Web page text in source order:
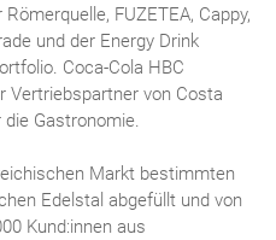
FUZETEA, Cappy,
und der Energy Drink
Coca-Cola HBC
Vertriebspartner von Costa
Gastronomie.
Markt bestimmten
Edelstal abgefüllt und von
Kund:innen aus